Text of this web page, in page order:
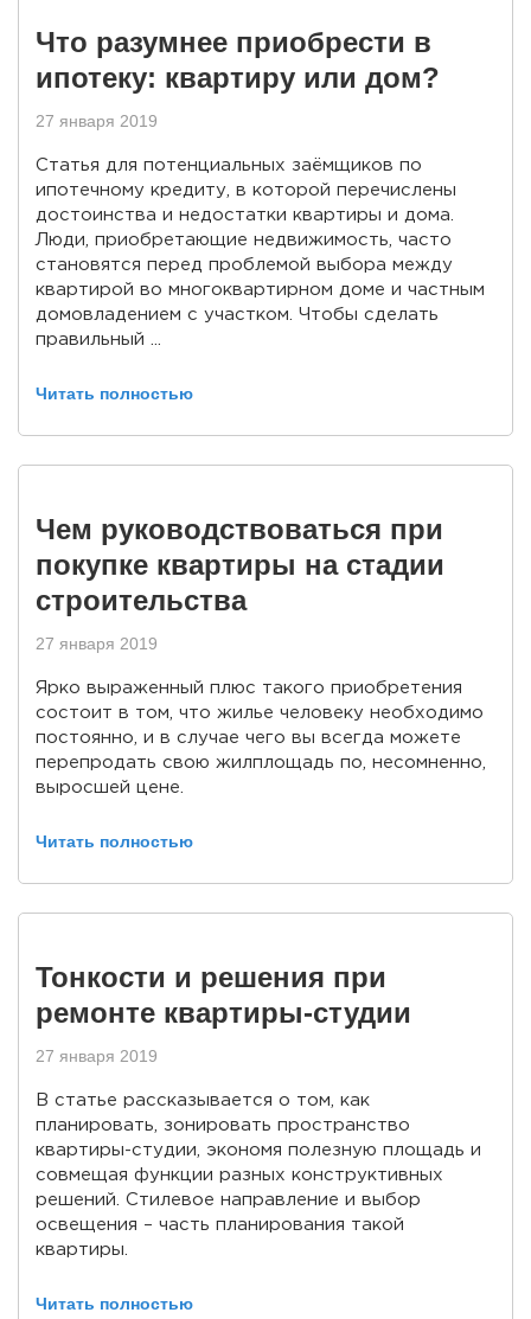
Что разумнее приобрести в
ипотеку: квартиру или дом?
27 января 2019
Статья для потенциальных заёмщиков по
ипотечному кредиту, в которой перечислены
достоинства и недостатки квартиры и дома.
Люди, приобретающие недвижимость, часто
становятся перед проблемой выбора между
квартирой во многоквартирном доме и частным
домовладением с участком. Чтобы сделать
правильный ...
Читать полностью
Чем руководствоваться при
покупке квартиры на стадии
строительства
27 января 2019
Ярко выраженный плюс такого приобретения
состоит в том, что жилье человеку необходимо
постоянно, и в случае чего вы всегда можете
перепродать свою жилплощадь по, несомненно,
выросшей цене.
Читать полностью
Тонкости и решения при
ремонте квартиры-студии
27 января 2019
В статье рассказывается о том, как
планировать, зонировать пространство
квартиры-студии, экономя полезную площадь и
совмещая функции разных конструктивных
решений. Стилевое направление и выбор
освещения – часть планирования такой
квартиры.
Читать полностью